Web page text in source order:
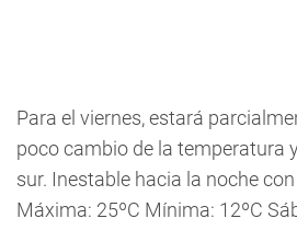
Para el viernes, estará
poco cambio de la temperatura
sur. Inestable hacia la noche
Máxima: 25ºC Mínima: 12ºC